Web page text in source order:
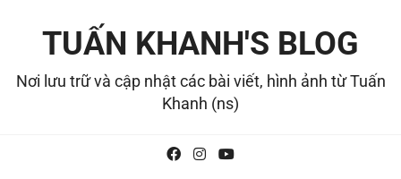
TUẤN KHANH'S BLOG
Nơi lưu trữ và cập nhật các bài viết, hình ảnh từ Tuấn
Khanh (ns)